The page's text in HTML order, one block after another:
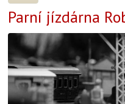
Parní jízdárna